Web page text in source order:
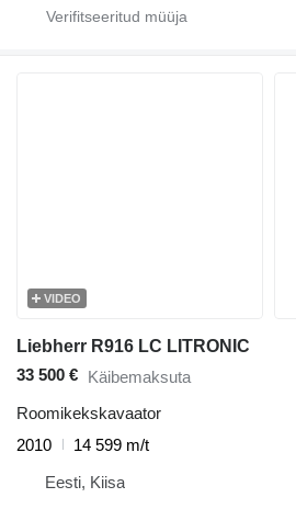
VIDEO
Liebherr R916 LC LITRONIC
33 500 € Käibemaksuta
Roomikekskavaator
2010
14 599 m/t
Eesti, Kiisa